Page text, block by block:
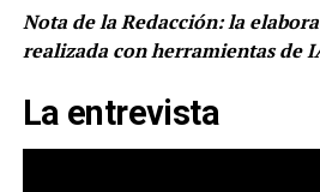
Nota de la Redacción: la
realizada con herramientas de
La entrevista